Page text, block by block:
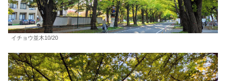
イチョウ並木10/20